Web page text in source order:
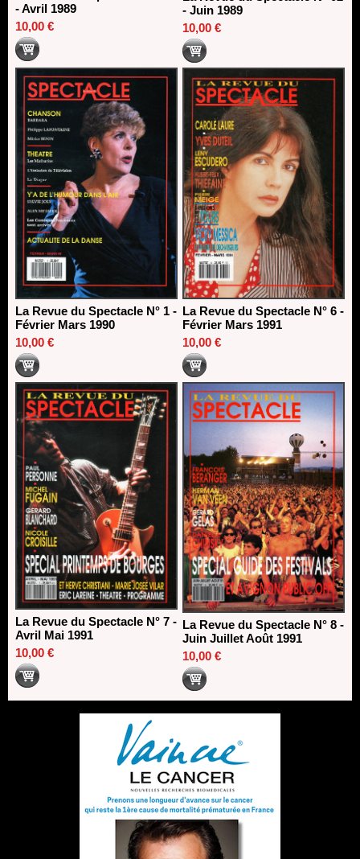
- Avril 1989
10,00 €
- Juin 1989
10,00 €
La Revue du Spectacle N° 1 -
Février Mars 1990
10,00 €
La Revue du Spectacle N° 6 -
Février Mars 1991
10,00 €
La Revue du Spectacle N° 7 -
Avril Mai 1991
10,00 €
La Revue du Spectacle N° 8 -
Juin Juillet Août 1991
10,00 €